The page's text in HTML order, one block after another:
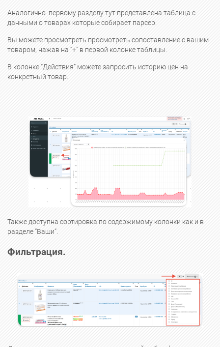
Аналогично первому разделу тут представлена таблица с
данными о товарах которые собирает парсер.
Вы можете просмотреть просмотреть сопоставление с вашим
товаром, нажав на “+” в первой колонке таблицы.
В колонке “Действия” можете запросить историю цен на
конкретный товар.
Также доступна сортировка по содержимому колонки как и в
разделе “Ваши”.
Фильтрация.